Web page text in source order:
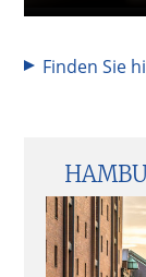
Finden Sie